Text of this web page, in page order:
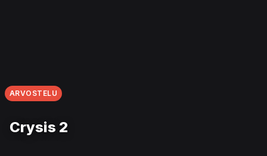
ARVOSTELU
Crysis 2